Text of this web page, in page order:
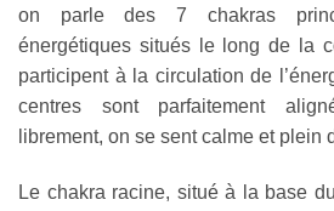
on parle des 7 chakras
énergétiques situés le long de la
participent à la circulation de
centres sont parfaitement
librement, on se sent calme et plein
Le chakra racine, situé à la base